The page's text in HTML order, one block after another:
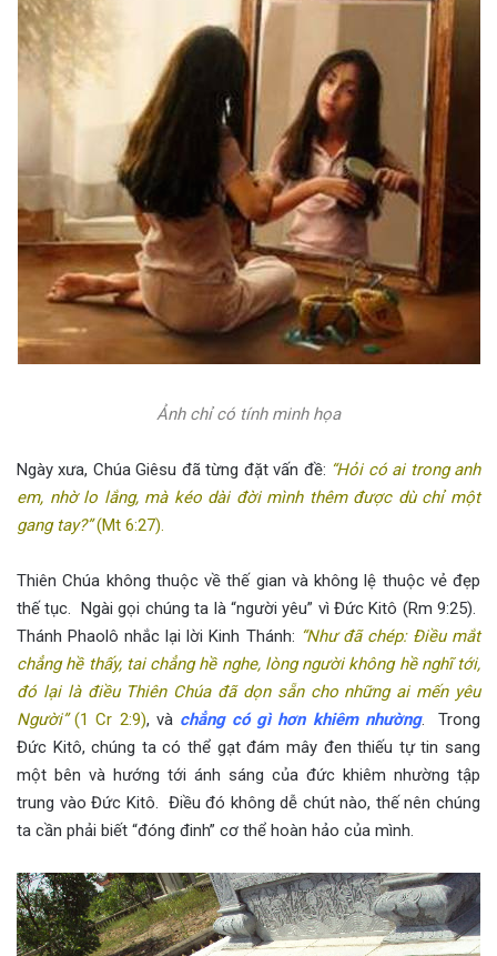
Ảnh chỉ có tính minh họa
Ngày xưa, Chúa Giêsu đã từng đặt vấn đề: “Hỏi có ai trong anh
em, nhờ lo lắng, mà kéo dài đời mình thêm được dù chỉ một
gang tay?”(Mt 6:27).
Thiên Chúa không thuộc về thế gian và không lệ thuộc vẻ đẹp
thế tục. Ngài gọi chúng ta là “người yêu” vì Đức Kitô (Rm 9:25).
Thánh Phaolô nhắc lại lời Kinh Thánh: “Như đã chép: Điều mắt
chẳng hề thấy, tai chẳng hề nghe, lòng người không hề nghĩ tới,
đó lại là điều Thiên Chúa đã dọn sẵn cho những ai mến yêu
Người”(1 Cr 2:9), và chẳng có gì hơn khiêm nhường. Trong
Đức Kitô, chúng ta có thể gạt đám mây đen thiếu tự tin sang
một bên và hướng tới ánh sáng của đức khiêm nhường tập
trung vào Đức Kitô. Điều đó không dễ chút nào, thế nên chúng
ta cần phải biết “đóng đinh” cơ thể hoàn hảo của mình.